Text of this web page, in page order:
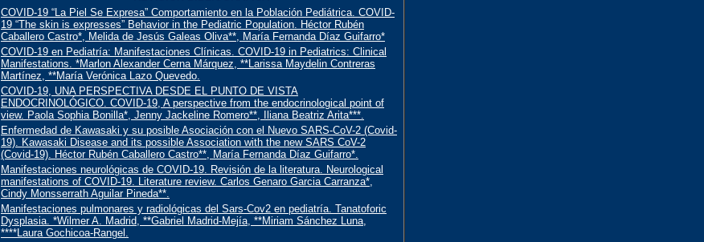
COVID-19 “La Piel Se Expresa” Comportamiento en la Población Pediátrica. COVID-
19 “The skin is expresses” Behavior in the Pediatric Population. Héctor Rubén
Caballero Castro*, Melida de Jesús Galeas Oliva**, María Fernanda Díaz Guifarro*
COVID-19 en Pediatría: Manifestaciones Clínicas. COVID-19 in Pediatrics: Clinical
Manifestations. *Marlon Alexander Cerna Márquez, **Larissa Maydelin Contreras
Martínez, **María Verónica Lazo Quevedo.
COVID-19, UNA PERSPECTIVA DESDE EL PUNTO DE VISTA
ENDOCRINOLÓGICO. COVID-19, A perspective from the endocrinological point of
view. Paola Sophia Bonilla*, Jenny Jackeline Romero**, Iliana Beatriz Arita***.
Enfermedad de Kawasaki y su posible Asociación con el Nuevo SARS-CoV-2 (Covid-
19). Kawasaki Disease and its possible Association with the new SARS CoV-2
(Covid-19). Héctor Rubén Caballero Castro**, María Fernanda Díaz Guifarro*.
Manifestaciones neurológicas de COVID-19. Revisión de la literatura. Neurological
manifestations of COVID-19. Literature review. Carlos Genaro Garcia Carranza*,
Cindy Monsserrath Aguilar Pineda**.
Manifestaciones pulmonares y radiológicas del Sars-Cov2 en pediatría. Tanatoforic
Dysplasia. *Wilmer A. Madrid, **Gabriel Madrid-Mejía, **Miriam Sánchez Luna,
****Laura Gochicoa-Rangel.